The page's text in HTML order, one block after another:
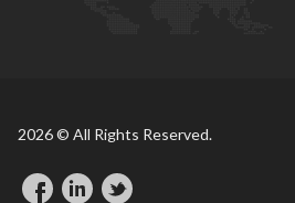
2026 © All Rights Reserved.